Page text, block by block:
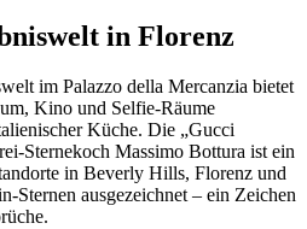
in Florenz
im Palazzo della Mercanzia bietet
Kino und Selfie-Räume
Küche. Die „Gucci
Sternekoch Massimo Bottura ist ein
in Beverly Hills, Florenz und
Sternen ausgezeichnet – ein Zeichen